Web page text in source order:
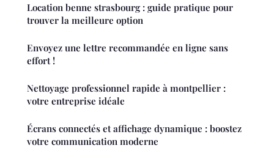
Location benne strasbourg : guide pratique pour
trouver la meilleure option
Envoyez une lettre recommandée en ligne sans
effort !
Nettoyage professionnel rapide à montpellier :
votre entreprise idéale
Écrans connectés et affichage dynamique : boostez
votre communication moderne